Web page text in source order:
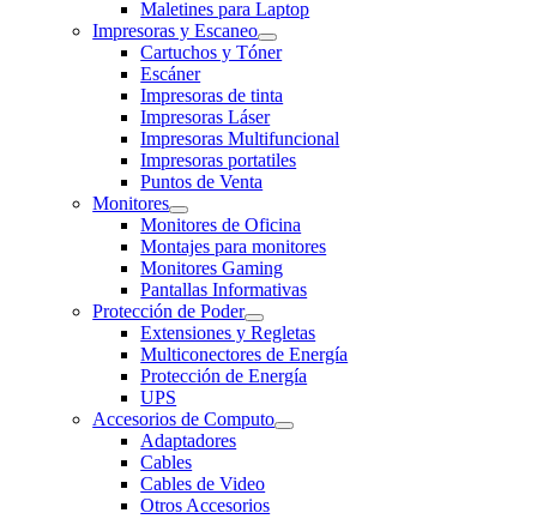
Maletines para Laptop
Impresoras y Escaneo
Cartuchos y Tóner
Escáner
Impresoras de tinta
Impresoras Láser
Impresoras Multifuncional
Impresoras portatiles
Puntos de Venta
Monitores
Monitores de Oficina
Montajes para monitores
Monitores Gaming
Pantallas Informativas
Protección de Poder
Extensiones y Regletas
Multiconectores de Energía
Protección de Energía
UPS
Accesorios de Computo
Adaptadores
Cables
Cables de Video
Otros Accesorios